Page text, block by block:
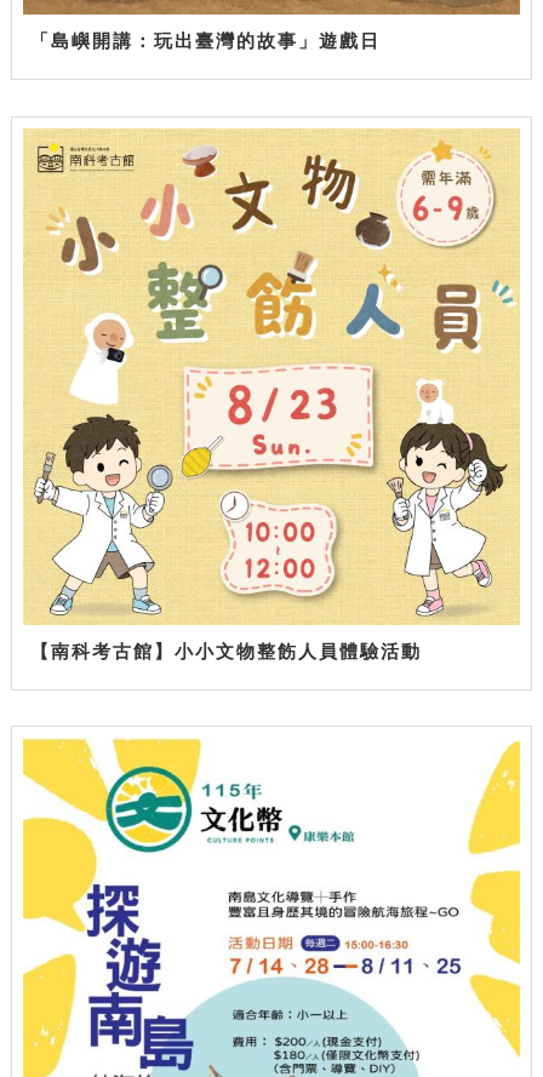
「島嶼開講：玩出臺灣的故事」遊戲日
【南科考古館】小小文物整飭人員體驗活動